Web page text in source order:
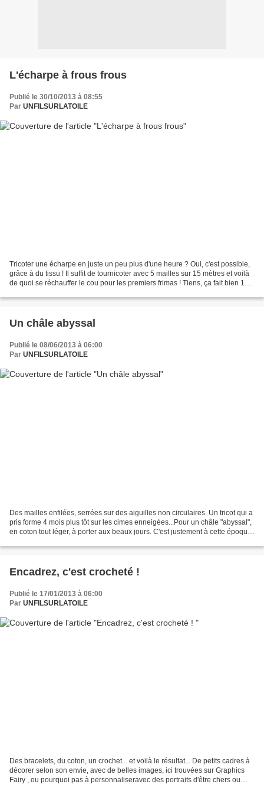
L'écharpe à frous frous
Publié le 30/10/2013 à 08:55
Par UNFILSURLATOILE
Tricoter une écharpe en juste un peu plus d'une heure ? Oui, c'est possible,
grâce à du tissu ! Il suffit de tournicoter avec 5 mailles sur 15 mètres et voilà
de quoi se réchauffer le cou pour les premiers frimas ! Tiens, ça fait bien 10
Un châle abyssal
Publié le 08/06/2013 à 06:00
Par UNFILSURLATOILE
Des mailles enfilées, serrées sur des aiguilles non circulaires. Un tricot qui a
pris forme 4 mois plus tôt sur les cimes enneigées...Pour un châle "abyssal",
en coton tout léger, à porter aux beaux jours. C'est justement à cette époque
Encadrez, c'est crocheté !
Publié le 17/01/2013 à 06:00
Par UNFILSURLATOILE
Des bracelets, du coton, un crochet... et voilà le résultat... De petits cadres à
décorer selon son envie, avec de belles images, ici trouvées sur Graphics
Fairy , ou pourquoi pas à personnaliseravec des portraits d'être chers ou